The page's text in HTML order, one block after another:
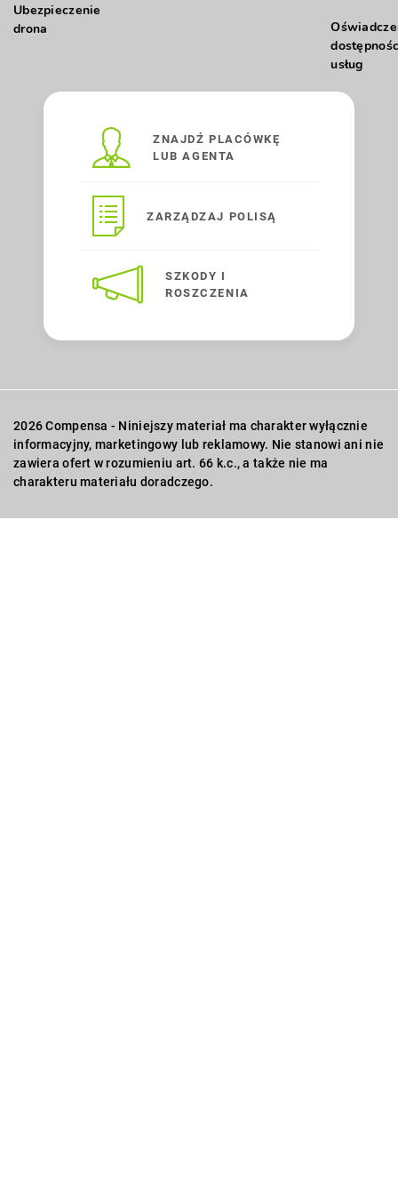
Ubezpieczenie
drona
usług
ZNAJDŹ PLACÓWKĘ
LUB AGENTA
ZARZĄDZAJ POLISĄ
SZKODY I
ROSZCZENIA
2026 Compensa - Niniejszy materiał ma charakter wyłącznie
informacyjny, marketingowy lub reklamowy. Nie stanowi ani nie
zawiera ofert w rozumieniu art. 66 k.c., a także nie ma
charakteru materiału doradczego.